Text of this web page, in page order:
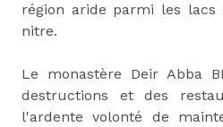
région aride parmi les lacs
nitre.
Le monastère Deir Abba
destructions et des
l'ardente volonté de